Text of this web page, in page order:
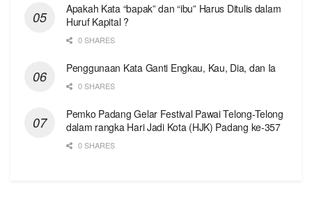
Apakah Kata “bapak” dan “ibu” Harus Ditulis dalam
Huruf Kapital ?
0 SHARES
Penggunaan Kata Ganti Engkau, Kau, Dia, dan Ia
0 SHARES
Pemko Padang Gelar Festival Pawai Telong-Telong
dalam rangka Hari Jadi Kota (HJK) Padang ke-357
0 SHARES